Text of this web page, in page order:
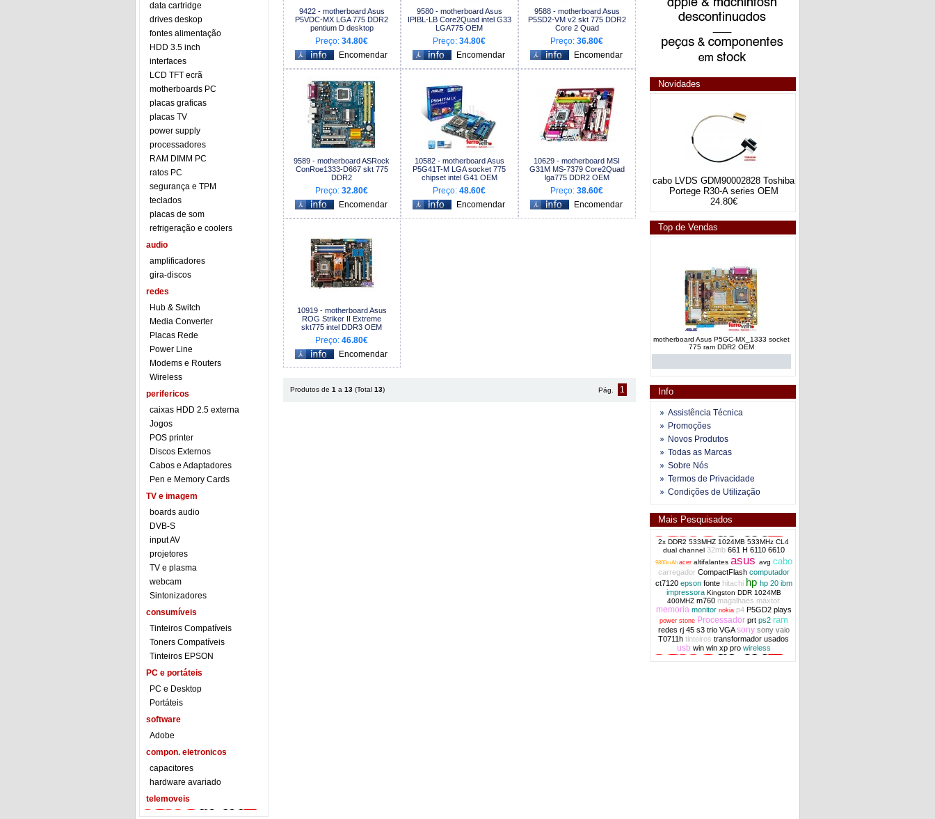
data cartridge
drives deskop
fontes alimentação
HDD 3.5 inch
interfaces
LCD TFT ecrã
motherboards PC
placas graficas
placas TV
power supply
processadores
RAM DIMM PC
ratos PC
segurança e TPM
teclados
placas de som
refrigeração e coolers
audio
amplificadores
gira-discos
redes
Hub & Switch
Media Converter
Placas Rede
Power Line
Modems e Routers
Wireless
perifericos
caixas HDD 2.5 externa
Jogos
POS printer
Discos Externos
Cabos e Adaptadores
Pen e Memory Cards
TV e imagem
boards audio
DVB-S
input AV
projetores
TV e plasma
webcam
Sintonizadores
consumíveis
Tinteiros Compatíveis
Toners Compatíveis
Tinteiros EPSON
PC e portáteis
PC e Desktop
Portáteis
software
Adobe
compon. eletronicos
capacitores
hardware avariado
telemoveis
9422 - motherboard Asus
P5VDC-MX LGA 775 DDR2
pentium D desktop
Preço: 34.80€
9580 - motherboard Asus
IPIBL-LB Core2Quad intel G33
LGA775 OEM
Preço: 34.80€
9588 - motherboard Asus
P5SD2-VM v2 skt 775 DDR2
Core 2 Quad
Preço: 36.80€
9589 - motherboard ASRock
ConRoe1333-D667 skt 775
DDR2
Preço: 32.80€
10582 - motherboard Asus
P5G41T-M LGA socket 775
chipset intel G41 OEM
Preço: 48.60€
10629 - motherboard MSI
G31M MS-7379 Core2Quad
lga775 DDR2 OEM
Preço: 38.60€
10919 - motherboard Asus
ROG Striker II Extreme
skt775 intel DDR3 OEM
Preço: 46.80€
Produtos de 1 a 13(Total 13) Pág. 1
Novidades
cabo LVDS GDM90002828 Toshiba
Portege R30-A series OEM
24.80€
Top de Vendas
775 ram DDR2 OEM
motherboard Asus P5KPL-AM SE skt775
intel Core2Quad DDR2 OEM
motherboard MSI MS-7255 skt Lga775
Quad2Core DDR2 OEM
Info
Assistência Técnica
Promoções
Novos Produtos
Todas as Marcas
Sobre Nós
Termos de Privacidade
Condições de Utilização
Mais Pesquisados
2x DDR2 533MHZ 1024MB 533MHz CL4
dual channel 32mb 661 H 6110 6610
9800mAh acer altifalantes asus avg cabo
carregador CompactFlash computador
ct7120 epson fonte hitachi hp hp 20 ibm
impressora Kingston DDR 1024MB
400MHZ m760 magalhaes maxtor
memoria monitor nokia p4 P5GD2 plays
power stone Processador prt ps2 ram
redes rj 45 s3 trio VGAsony sony vaio
T0711h tinteiros transformador usados
usb win win xp pro wireless